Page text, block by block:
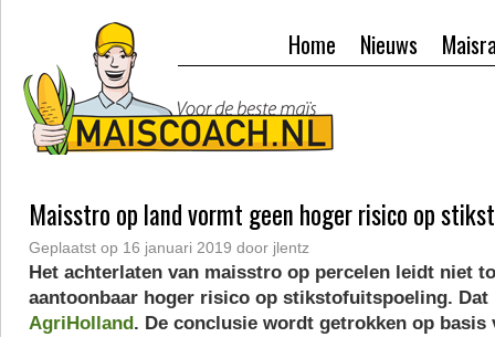
Nieuws
Home
Maisstro op land vormt geen hoger risico op
Geplaatst op 16 januari 2019 door jlentz
Het achterlaten van maisstro op percelen leidt niet
aantoonbaar hoger risico op stikstofuitspoeling. Dat
AgriHolland. De conclusie wordt getrokken op basis